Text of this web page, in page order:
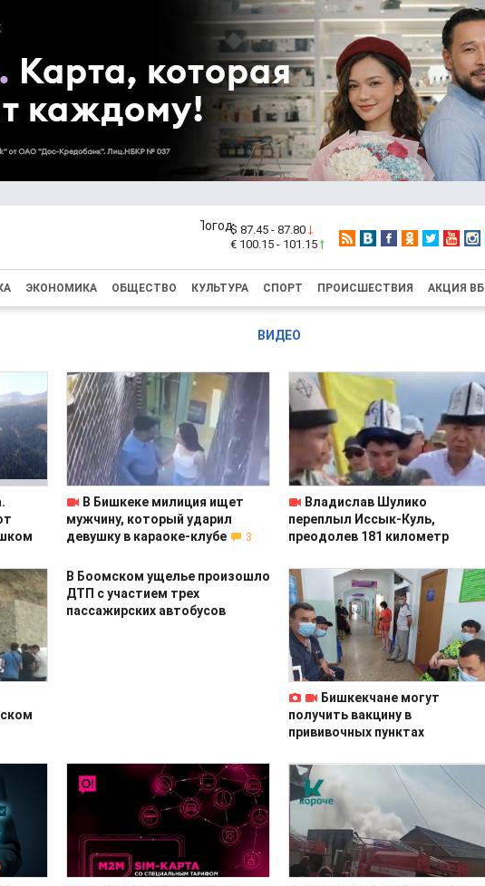
$ 87.45 - 87.80
€ 100.15 - 101.15
ЭКОНОМИКА ОБЩЕСТВО КУЛЬТУРА СПОРТ ПРОИСШЕСТВИЯ АКЦИЯ ВБ
ВИДЕО
В Бишкеке милиция ищет
мужчину, который ударил
девушку в караоке-клубе
3
Владислав Шулико
переплыл Иссык-Куль,
преодолев 181 километр
В Боомском ущелье произошло
ДТП с участием трех
пассажирских автобусов
Бишкекчане могут
получить вакцину в
прививочных пунктах